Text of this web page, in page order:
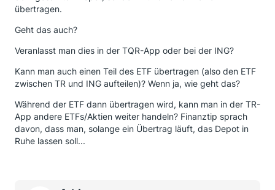
übertragen.
Geht das auch?
Veranlasst man dies in der TQR-App oder bei der ING?
Kann man auch einen Teil des ETF übertragen (also den ETF
zwischen TR und ING aufteilen)? Wenn ja, wie geht das?
Während der ETF dann übertragen wird, kann man in der TR-
App andere ETFs/Aktien weiter handeln? Finanztip sprach
davon, dass man, solange ein Übertrag läuft, das Depot in
Ruhe lassen soll...